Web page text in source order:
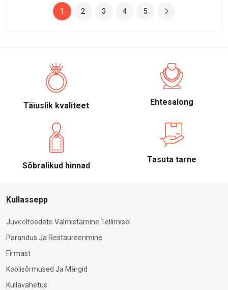
1 2 3 4 5
Täiuslik kvaliteet Ehtesalong
Sõbralikud hinnad
Tasuta tarne
Kullassepp
Juveeltoodete Valmistamine Tellimisel
Parandus Ja Restaureerimine
Firmast
Koolisõrmused Ja Märgid
Kullavahetus